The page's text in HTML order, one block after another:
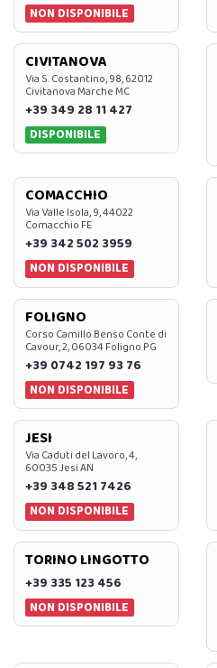
NON DISPONIBILE
CIVITANOVA
Via S. Costantino, 98, 62012
Civitanova Marche MC
+39 349 28 11 427
DISPONIBILE
COMACCHIO
Via Valle Isola, 9, 44022
Comacchio FE
+39 342 502 3959
NON DISPONIBILE
FOLIGNO
Corso Camillo Benso Conte di
Cavour, 2, 06034 Foligno PG
+39 0742 197 93 76
NON DISPONIBILE
JESI
Via Caduti del Lavoro, 4,
60035 Jesi AN
+39 348 521 7426
NON DISPONIBILE
TORINO LINGOTTO
+39 335 123 456
NON DISPONIBILE